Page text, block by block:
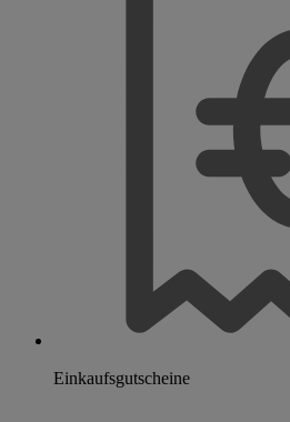
Einkaufsgutscheine